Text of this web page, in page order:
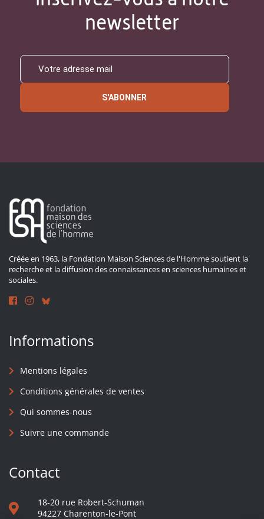
newsletter
S'ABONNER
Créée en 1963, la Fondation Maison Sciences de l'Homme soutient la
recherche et la diffusion des connaissances en sciences humaines et
sociales.
Informations
Mentions légales
Conditions générales de ventes
Qui sommes-nous
Suivre une commande
Contact
18-20 rue Robert-Schuman
94227 Charenton-le-Pont